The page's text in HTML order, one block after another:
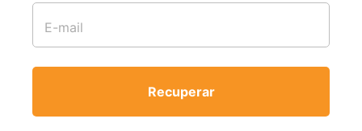
E-mail
Recuperar